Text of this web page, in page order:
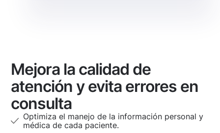
Mejora la calidad de
atención y evita errores en
consulta
Optimiza el manejo de la información personal y
médica de cada paciente.